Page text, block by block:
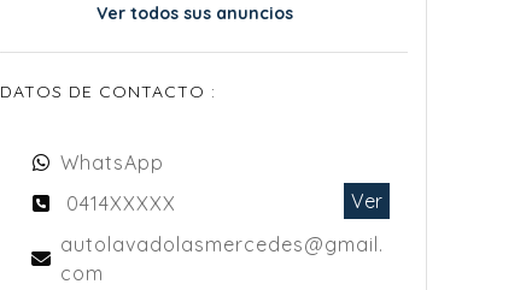
Ver todos sus anuncios
DATOS DE CONTACTO :
WhatsApp
0414XXXXX
Ver
autolavadolasmercedes@gmail.
com